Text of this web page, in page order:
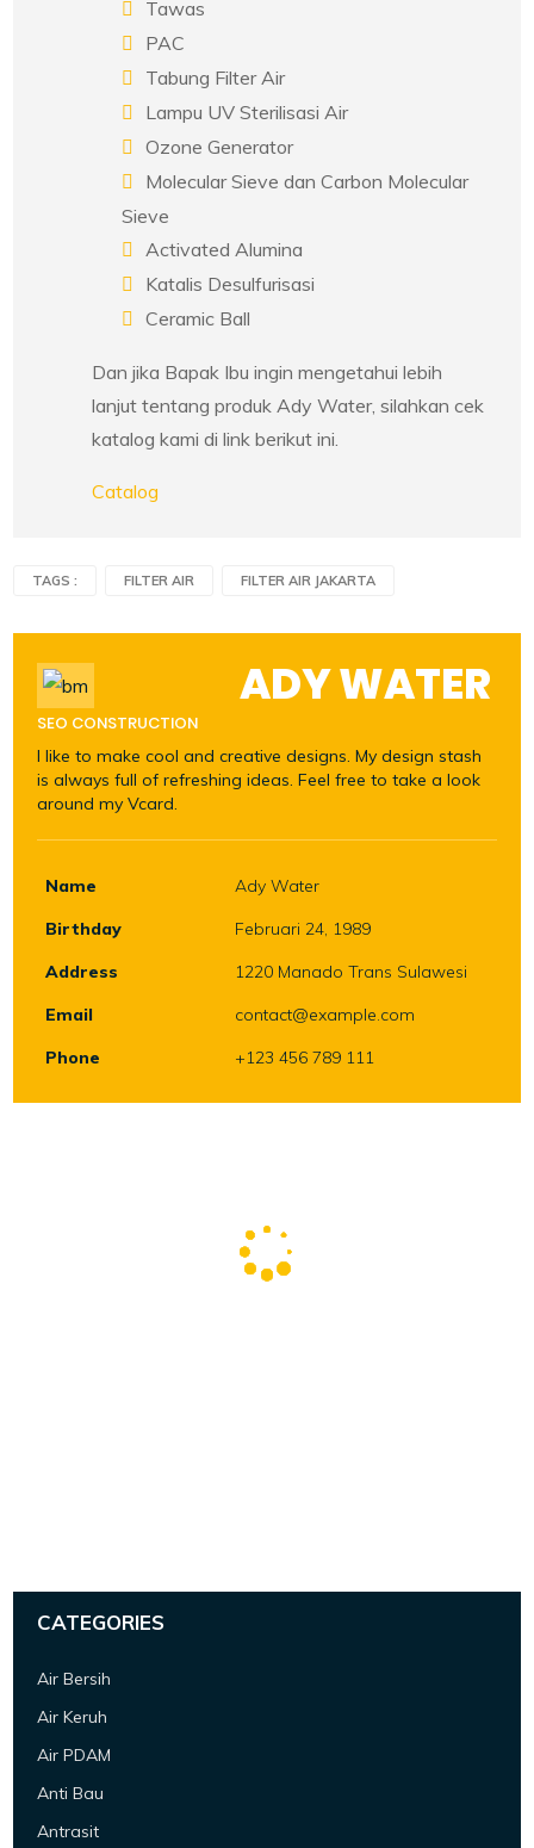
Tawas
PAC
Tabung Filter Air
Lampu UV Sterilisasi Air
Ozone Generator
Molecular Sieve dan Carbon Molecular
Sieve
Activated Alumina
Katalis Desulfurisasi
Ceramic Ball
Dan jika Bapak Ibu ingin mengetahui lebih
lanjut tentang produk Ady Water, silahkan cek
katalog kami di link berikut ini.
Catalog
TAGS : FILTER AIR FILTER AIR JAKARTA
ADY WATER
SEO CONSTRUCTION
I like to make cool and creative designs. My design stash
is always full of refreshing ideas. Feel free to take a look
around my Vcard.
Name
Ady Water
Birthday
Februari 24, 1989
Address
1220 Manado Trans Sulawesi
Email
contact@example.com
Phone
+123 456 789 111
CATEGORIES
Air Bersih
Air Keruh
Air PDAM
Anti Bau
Antrasit